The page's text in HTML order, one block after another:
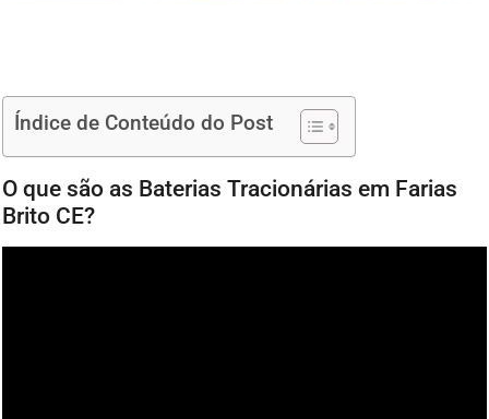
Índice de Conteúdo do Post
O que são as Baterias Tracionárias em Farias
Brito CE?